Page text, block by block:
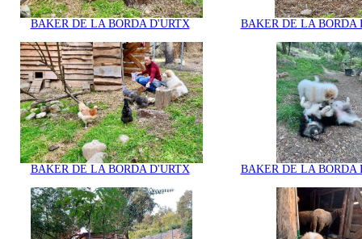
BAKER DE LA BORDA D'URTX BAKER DE LA BORDA
BAKER DE LA BORDA D'URTX BAKER DE LA BORDA